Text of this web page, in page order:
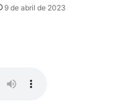
9 de abril de 2023